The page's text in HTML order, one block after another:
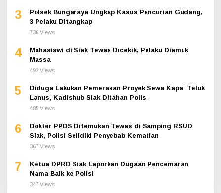
3
Polsek Bungaraya Ungkap Kasus Pencurian Gudang,
3 Pelaku Ditangkap
736 Views
4
Mahasiswi di Siak Tewas Dicekik, Pelaku Diamuk
Massa
492 Views
5
Diduga Lakukan Pemerasan Proyek Sewa Kapal Teluk
Lanus, Kadishub Siak Ditahan Polisi
485 Views
6
Dokter PPDS Ditemukan Tewas di Samping RSUD
Siak, Polisi Selidiki Penyebab Kematian
367 Views
7
Ketua DPRD Siak Laporkan Dugaan Pencemaran
Nama Baik ke Polisi
347 Views